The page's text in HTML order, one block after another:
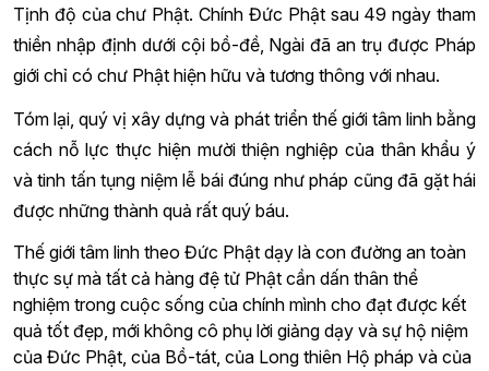
Tịnh độ của chư Phật. Chính Đức Phật sau 49 ngày tham
thiền nhập định dưới cội bồ-đề, Ngài đã an trụ được Pháp
giới chỉ có chư Phật hiện hữu và tương thông với nhau.
Tóm lại, quý vị xây dựng và phát triển thế giới tâm linh bằng
cách nỗ lực thực hiện mười thiện nghiệp của thân khẩu ý
và tinh tấn tụng niệm lễ bái đúng như pháp cũng đã gặt hái
được những thành quả rất quý báu.
Thế giới tâm linh theo Đức Phật dạy là con đường an toàn
thực sự mà tất cả hàng đệ tử Phật cần dấn thân thể
nghiệm trong cuộc sống của chính mình cho đạt được kết
quả tốt đẹp, mới không cô phụ lời giảng dạy và sự hộ niệm
của Đức Phật, của Bồ-tát, của Long thiên Hộ pháp và của